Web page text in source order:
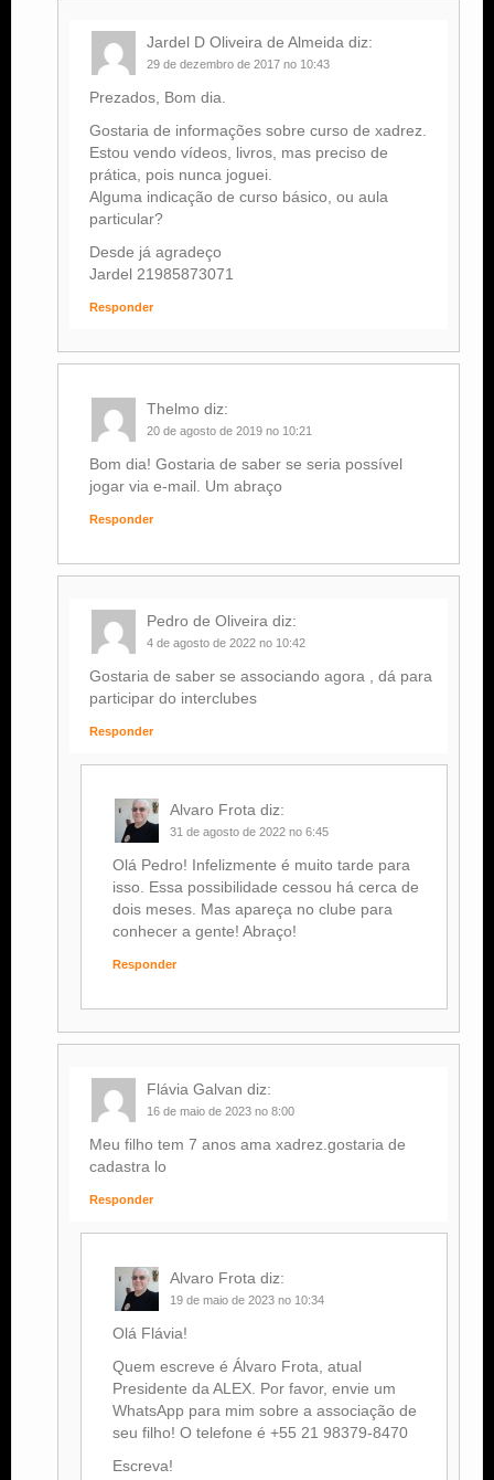
Jardel D Oliveira de Almeida diz:
29 de dezembro de 2017 no 10:43
Prezados, Bom dia.
Gostaria de informações sobre curso de xadrez.
Estou vendo vídeos, livros, mas preciso de
prática, pois nunca joguei.
Alguma indicação de curso básico, ou aula
particular?
Desde já agradeço
Jardel 21985873071
Responder
Thelmo diz:
20 de agosto de 2019 no 10:21
Bom dia! Gostaria de saber se seria possível
jogar via e-mail. Um abraço
Responder
Pedro de Oliveira diz:
4 de agosto de 2022 no 10:42
Gostaria de saber se associando agora , dá para
participar do interclubes
Responder
Alvaro Frota diz:
31 de agosto de 2022 no 6:45
Olá Pedro! Infelizmente é muito tarde para
isso. Essa possibilidade cessou há cerca de
dois meses. Mas apareça no clube para
conhecer a gente! Abraço!
Responder
Flávia Galvan diz:
16 de maio de 2023 no 8:00
Meu filho tem 7 anos ama xadrez.gostaria de
cadastra lo
Responder
Alvaro Frota diz:
19 de maio de 2023 no 10:34
Olá Flávia!
Quem escreve é Álvaro Frota, atual
Presidente da ALEX. Por favor, envie um
WhatsApp para mim sobre a associação de
seu filho! O telefone é +55 21 98379-8470
Escreva!